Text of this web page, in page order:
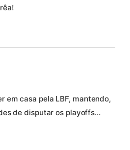
em casa pela LBF, mantendo,
de disputar os playoffs…